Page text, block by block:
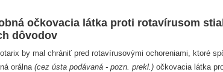
očkovacia látka proti rotavírusom
dôvodov
by mal chrániť pred rotavírusovými ochoreniami, ktoré
orálna (cez ústa podávaná - pozn. prekl.) očkovacia látka